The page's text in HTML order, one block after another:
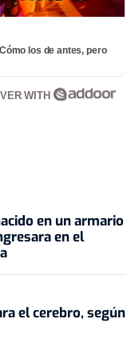
los de antes, pero
WITH
en un armario
en el
el cerebro, según